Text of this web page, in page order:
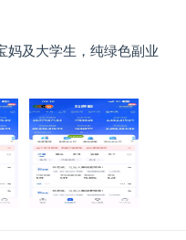
妈及大学生，纯绿色副业